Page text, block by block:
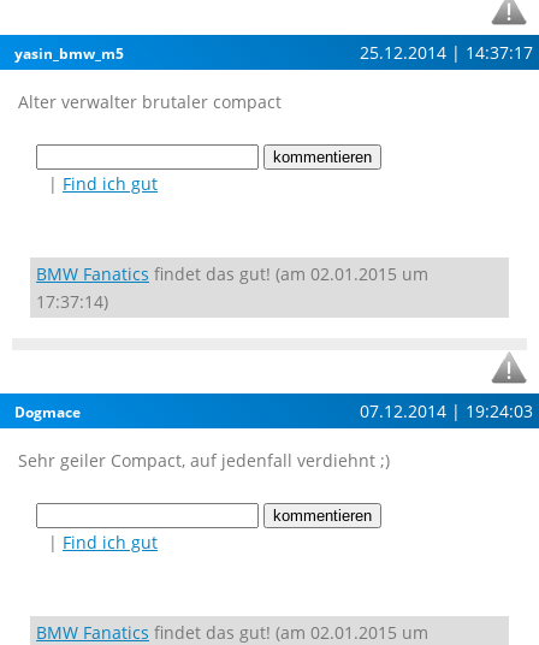
yasin_bmw_m5 25.12.2014 | 14:37:17
Alter verwalter brutaler compact
| Find ich gut
BMW Fanatics findet das gut! (am 02.01.2015 um
17:37:14)
Dogmace 07.12.2014 | 19:24:03
Sehr geiler Compact, auf jedenfall verdiehnt ;)
| Find ich gut
BMW Fanatics findet das gut! (am 02.01.2015 um